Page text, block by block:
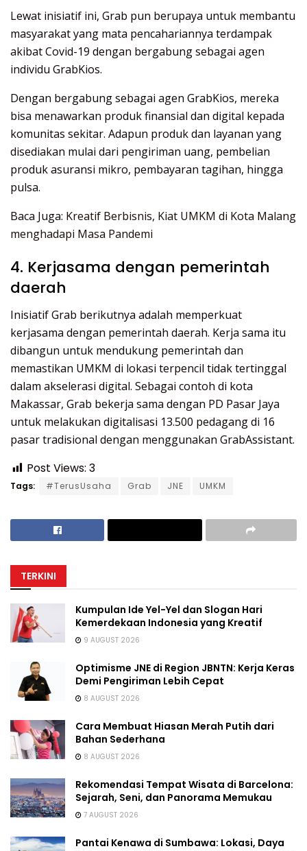
Lewat inisiatif ini, Grab pun berupaya untuk membantu
masyarakat yang mata pencahariannya terdampak
akibat Covid-19 dengan bergabung sebagai agen
individu GrabKios.
Dengan bergabung sebagai agen GrabKios, mereka
bisa menawarkan produk finansial dan digital kepada
komunitas sekitar. Adapun produk dan layanan yang
disediakan mulai dari pengiriman uang, pembelian
produk asuransi mikro, pembayaran tagihan, hingga
pulsa.
Baca Juga: Kreatif Berbisnis, Kiat UMKM di Kota Malang
menghadapi Masa Pandemi
4. Kerjasama dengan pemerintah
daerah
Inisiatif Grab berikutnya adalah memperkuat
kerjasama dengan pemerintah daerah. Kerja sama itu
dibangun untuk mendukung pemerintah dan
memastikan UMKM di lokasi terpencil tidak tertinggal
dalam akselerasi digital. Sebagai contoh di kota
Makassar, Grab bekerja sama dengan PD Pasar Jaya
untuk melakukan digitalisasi 13.500 pedagang di 16
pasar tradisional dengan menggunakan GrabAssistant.
Post Views: 3
Tags: #TerusUsaha Grab JNE UMKM
TERKINI
Kumpulan Ide Yel-Yel dan Slogan Hari
Kemerdekaan Indonesia yang Kreatif
9 AUGUST 2026
Optimisme JNE di Region JBNTN: Kerja Keras
Demi Pengiriman Lebih Cepat
8 AUGUST 2026
Cara Membuat Hiasan Merah Putih dari
Bahan Sederhana
8 AUGUST 2026
Rekomendasi Tempat Wisata di Barcelona:
Sejarah, Seni, dan Panorama Memukau
7 AUGUST 2026
Pantai Kenawa di Sumbawa: Lokasi, Daya